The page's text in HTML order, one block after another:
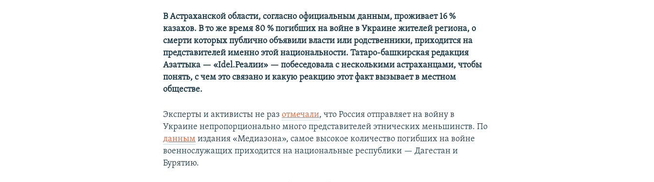
В Астраханской области, согласно официальным данным, проживает 16 %
казахов. В то же время 80 % погибших на войне в Украине жителей региона, о
смерти которых публично объявили власти или родственники, приходится на
представителей именно этой национальности. Татаро-башкирская редакция
Азаттыка — «Idel.Реалии» — побеседовала с несколькими астраханцами, чтобы
понять, с чем это связано и какую реакцию этот факт вызывает в местном
обществе.
Эксперты и активисты не разотмечали, что Россия отправляет на войну в
Украине непропорционально много представителей этнических меньшинств. По
данным издания «Медиазона», самое высокое количество погибших на войне
военнослужащих приходится на национальные республики — Дагестан и
Бурятию.